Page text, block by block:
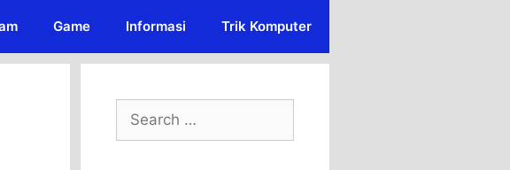
Game Informasi Trik Komputer
Search
for: